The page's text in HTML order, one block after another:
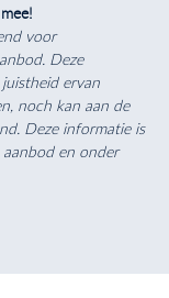
voor
Deze
ervan
noch kan aan de
Deze informatie is
en onder